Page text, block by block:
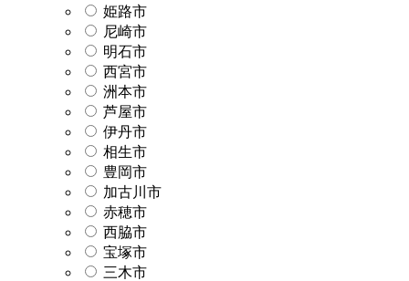
姫路市
尼崎市
明石市
西宮市
洲本市
芦屋市
伊丹市
相生市
豊岡市
加古川市
赤穂市
西脇市
宝塚市
三木市